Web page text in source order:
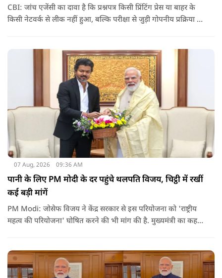
CBI: जांच एजेंसी का दावा है कि प्रश्नपत्र किसी प्रिंटिंग प्रेस या बाहर के
किसी नेटवर्क से लीक नहीं हुआ, बल्कि परीक्षा से जुड़ी गोपनीय प्रक्रिया में
07 Aug, 2026 09:36 AM
पानी के लिए PM मोदी के दर पहुंचे थलपति विजय, चिट्ठी में रखीं
कई बड़ी मांगें
PM Modi: जोसेफ विजय ने केंद्र सरकार से इस परियोजना को 'राष्ट्रीय
महत्व की परियोजना' घोषित करने की भी मांग की है. मुख्यमंत्री का कहना
की समस्या को काफी हद तक कम किया जा सकता है.